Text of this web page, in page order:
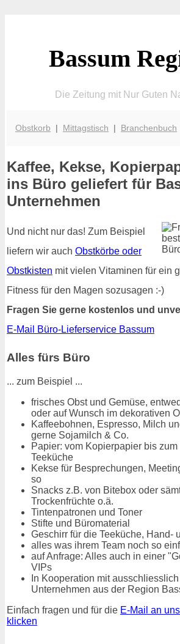
Bassum
Die Zeitung mit Nur Guten
Obstkorb | Mittagstisch | Branchenbuch
Kaffee, Kekse,
ins Büro geliefert für
Unternehmen
Und nicht nur das! Zum Beispiel
liefern wir auch Obstkörbe oder
Obstkisten mit vielen Vitaminen für ein
Fitness für den Magen sozusagen :-)
Fragen Sie gerne kostenlos und
E-Mail Büro-Lieferservice Bassum
Alles fürs Büro
... zum Beispiel ...
frisches Obst und Gemüse,
oder auf Wunsch im dekorativen
Kaffeebohnen, Espresso, Milch
gerne Sojamilch & Co.
Papier: vom Kopierpapier bis
Teeküche
Kekse für Besprechungen,
so
Snacks z.B. von Bitebox oder
Trockenfrüchte o.ä.
Tintenpatronen und Toner
Stifte und Büromaterial
Geschirr für die Teeküche, Hand-
alles was ihrem Team noch so
auf Anfrage: Alles auch in einer
VIPs
In Kooperation mit
Unternehmen aus der Region
Einfach fragen und für die E-Mail an
klicken